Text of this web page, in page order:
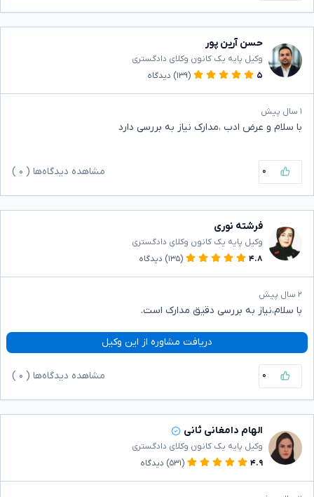
حسن آرین پور
وکیل پایه یک کانون وکلای دادگستری
۵
(۱۳۹) دیدگاه
۱ سال پیش
با سلام و عرض ادب ،مدارک نیاز به بررسی دارد
۰ مشاهده دیدگاه‌ها ( ۰
فرشته نوری
وکیل پایه یک کانون وکلای دادگستری
۴.۸
(۱۳۵) دیدگاه
۲ سال پیش
با سلام،نیاز به بررسی دقیق مدارک است.
دریافت مشاوره از این وکیل
۰ مشاهده دیدگاه‌ها ( ۰
الهام دامغانی ثانی
وکیل پایه یک کانون وکلای دادگستری
۴.۹
(۵۳۱) دیدگاه